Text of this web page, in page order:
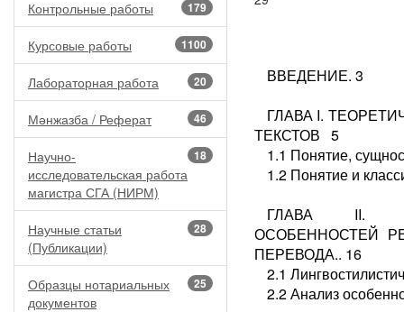
179
Контрольные работы
1100
Курсовые работы
20
Лабораторная работа
46
Мәнжазба / Реферат
18
Научно-
исследовательская работа
магистра СГА (НИРМ)
28
Научные статьи
(Публикации)
25
Образцы нотариальных
документов
ВВЕДЕНИЕ. 3
ГЛАВА I.
ТЕКСТОВ 5
1.1 Понятие,
1.2 Понятие и
ГЛАВА II.
ОСОБЕННОСТЕЙ
ПЕРЕВОДА.. 16
2.1
2.2 Анализ